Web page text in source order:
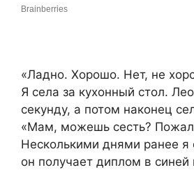
«Ладно. Хорошо. Нет, не
Я села за кухонный стол.
секунду, а потом наконец
«Мам, можешь сесть?
Несколькими днями ранее я
он получает диплом в синей